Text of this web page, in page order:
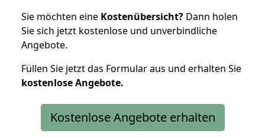
Sie möchten eine Kostenübersicht? Dann holen
Sie sich jetzt kostenlose und unverbindliche
Angebote.
Füllen Sie jetzt das Formular aus und erhalten Sie
kostenloseAngebote.
Kostenlose Angebote erhalten